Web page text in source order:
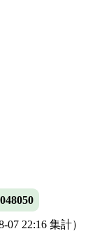
07 22:16 集計）